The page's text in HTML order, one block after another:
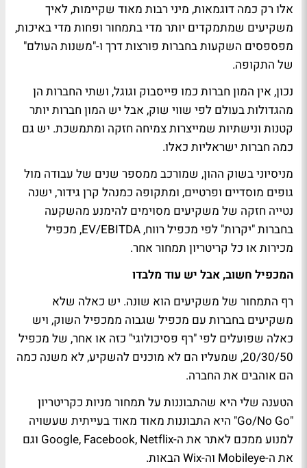
אלו רק כמה דוגמאות, מיני רבות מאוד שקיימות, לאיך
משקיעים שמתמקדים יותר מדי בתמחור ופחות מדי באיכות,
מפספסים השקעות בחברות פורצות דרך ו-"משנות העולם"
של התקופה.
נכון, אין המון חברות כמו פייסבוק וגוגל, ושתי החברות הן
מהגדולות בעולם לפי שווי שוק, אבל יש המון חברות יותר
קטנות ונישתיות שמייצרות צמיחה חזקה ומתמשכת. יש גם
כמה חברות ישראליות כאלו.
מניסיוני בשוק ההון, שמורכב ממספר שנים של עבודה מול
גופים מוסדיים ופרטיים, ומתקופה כמנהל קרן גידור, ישנה
נטייה חזקה של משקיעים מסוימים להימנע מהשקעה
בחברות "יקרות" לפי מכפיל רווח, EV/EBITDA, מכפיל
מכירות או כל קריטריון תמחור אחר.
המכפיל חשוב, אבל יש עוד מלבדו
רף התמחור של משקיעים הוא שונה. יש כאלה שלא
משקיעים בחברות עם מכפיל שגבוה ממכפיל השוק, ויש
כאלה שפועלים לפי "רף פסיכולוגי" כזה או אחר, של מכפיל
20/30/50, שמעליו הם לא מוכנים להשקיע, לא משנה כמה
הם אוהבים את החברה.
הטענה שלי היא שהתבוננות על תמחור מניות כקריטריון
"Go/No Go" היא התבוננות מאוד מאוד בעייתית שעשויה
למנוע ממכם לאתר את ה-Google, Facebook, Netflix וגם
את ה-Mobileye וה-Wix הבאות.